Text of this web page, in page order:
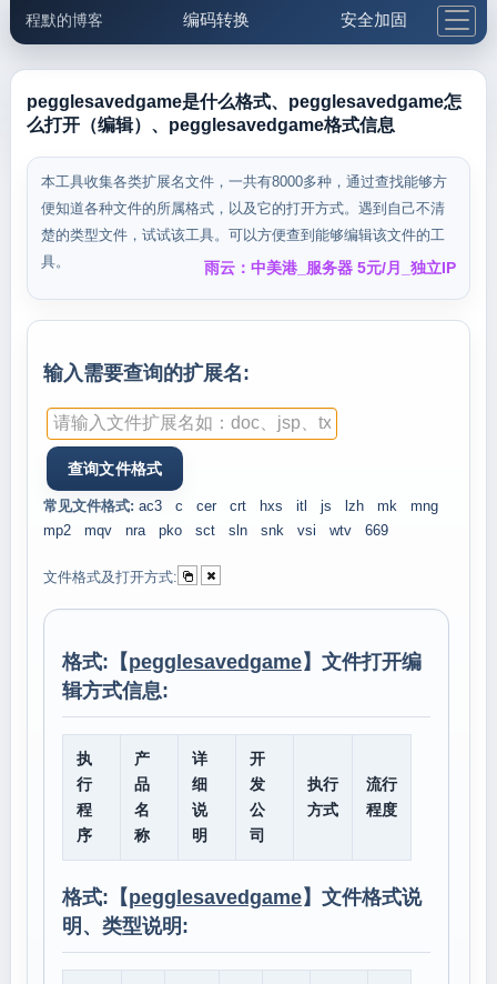
程默的博客 编码转换 安全加固
邮件工具 生活便民 更多工具
5.1支付宝大红包
pegglesavedgame是什么格式、pegglesavedgame怎
么打开（编辑）、pegglesavedgame格式信息
本工具收集各类扩展名文件，一共有8000多种，通过查找能够方
便知道各种文件的所属格式，以及它的打开方式。遇到自己不清
楚的类型文件，试试该工具。可以方便查到能够编辑该文件的工
具。
雨云：中美港_服务器 5元/月_独立IP
输入需要查询的扩展名:
常见文件格式: ac3 c cer crt hxs itl js lzh mk
mng
mp2
mqv nra pko sct sln snk vsi wtv 669
文件格式及打开方式:
格式:【pegglesavedgame】文件打开编
辑方式信息:
执
行
程
序
产
品
名
称
详
细
说
明
开
发
公
司
执行
方式
流行
程度
格式:【pegglesavedgame】文件格式说
明、类型说明: